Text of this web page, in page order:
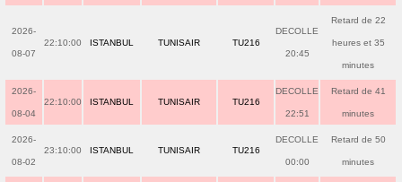
2026-
08-07
22:10:00 ISTANBUL TUNISAIR TU216
DECOLLE
20:45
Retard de 22
heures et 35
minutes
2026-
08-04
22:10:00 ISTANBUL TUNISAIR TU216
DECOLLE
22:51
Retard de 41
minutes
2026-
08-02
23:10:00 ISTANBUL TUNISAIR TU216
DECOLLE
00:00
Retard de 50
minutes